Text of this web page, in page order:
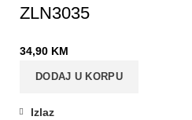
ZLN3035
34,90 KM
DODAJ U KORPU
Izlaz